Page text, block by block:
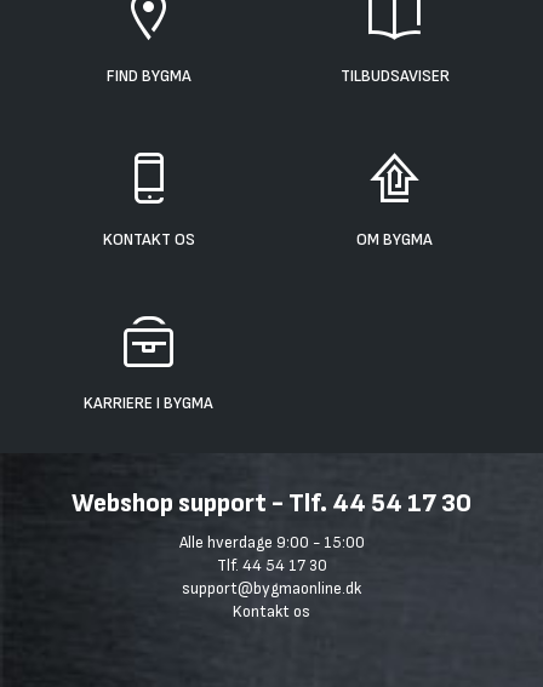
FIND BYGMA TILBUDSAVISER
KONTAKT OS OM BYGMA
KARRIERE I BYGMA
Webshop support - Tlf. 44 54 17 30
Alle hverdage 9:00 - 15:00
Tlf. 44 54 17 30
support@bygmaonline.dk
Kontakt os